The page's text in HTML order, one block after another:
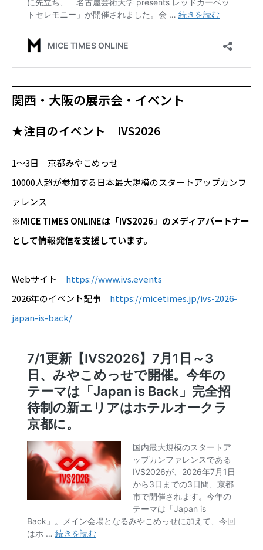
関西・大阪の展示会・イベント
★注目のイベント IVS2026
1～3日 京都みやこめっせ
10000人超が参加する日本最大規模のスタートアップカンフ
ァレンス
※MICE TIMES ONLINEは「IVS2026」のメディアパートナー
として情報発信を支援しています。
Webサイト https://www.ivs.events
2026年のイベント記事 https://micetimes.jp/ivs-2026-
japan-is-back/